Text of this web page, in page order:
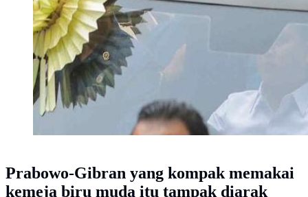
Prabowo-Gibran yang kompak memakai
kemeja biru muda itu tampak diarak